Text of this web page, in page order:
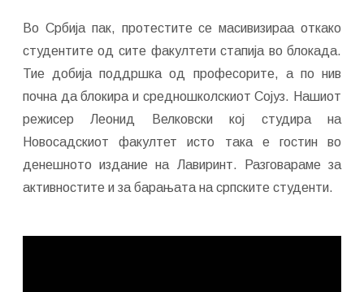
Во Србија пак, протестите се масивизираа откако
студентите од сите факултети стапија во блокада.
Тие добија поддршка од професорите, а по нив
почна да блокира и средношколскиот Сојуз. Нашиот
режисер Леонид Велковски кој студира на
Новосадскиот факултет исто така е гостин во
денешното издание на Лавиринт. Разговараме за
активностите и за барањата на српските студенти.